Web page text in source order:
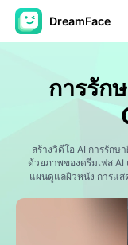
DreamFace
วิดีโออวัตาร์
วิดีโอ AI
รูปถ่าย
การรัก
สร้างวิดีโอ AI การรัก
ด้วยภาพของดรีมเฟส
แผนดูแลผิวหนัง การแส
และเนื้อหาการดูแลผิ
การดูแลผิวหนัง ผู้สร้
ต้องการสร้างวี